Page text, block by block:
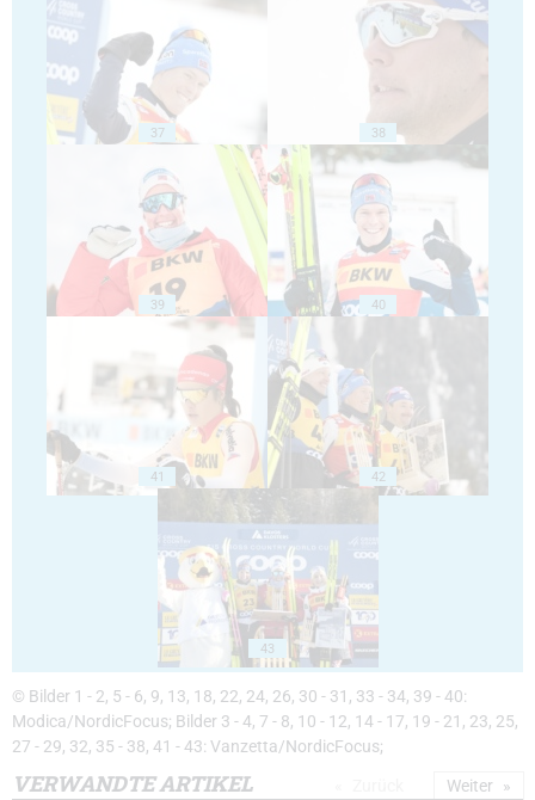
37 38
39 40
41 42
43
© Bilder 1 - 2, 5 - 6, 9, 13, 18, 22, 24, 26, 30 - 31, 33 - 34, 39 - 40:
Modica/NordicFocus; Bilder 3 - 4, 7 - 8, 10 - 12, 14 - 17, 19 - 21, 23, 25,
27 - 29, 32, 35 - 38, 41 - 43: Vanzetta/NordicFocus;
VERWANDTE ARTIKEL Weiter